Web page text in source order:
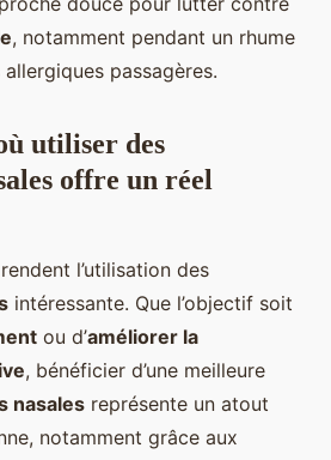
, notamment pendant un rhume
passagères.
utiliser des
offre un réel
l’utilisation des
intéressante. Que l’objectif soit
ou d’améliorer la
, bénéficier d’une meilleure
nasales représente un atout
notamment grâce aux